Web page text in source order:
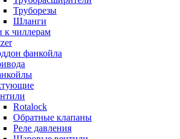
Труборезы
Шланги
к чиллерам
фанкойла
Rotalock
Обратные клапаны
Реле давления